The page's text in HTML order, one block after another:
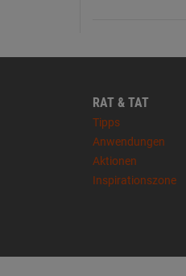
RAT & TAT
Tipps
Anwendungen
Aktionen
Inspirationszone